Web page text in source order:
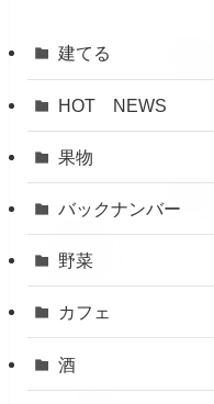
建てる
HOT NEWS
果物
バックナンバー
野菜
カフェ
酒